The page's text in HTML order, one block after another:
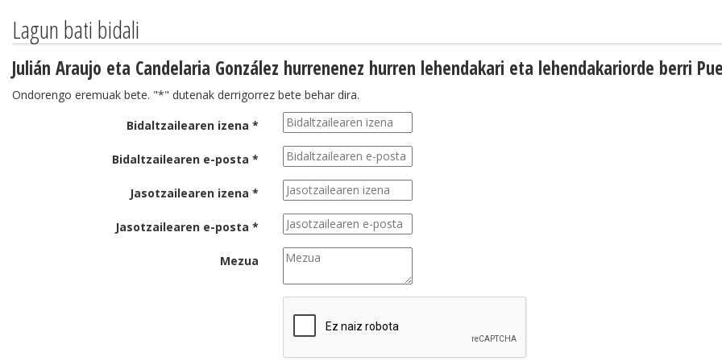
Lagun bati bidali
Julián Araujo eta Candelaria González hurrenenez hurren lehendakari eta lehendakariorde berri
Ondorengo eremuak bete. "*" dutenak derrigorrez bete behar dira.
Bidaltzailearen izena *
Bidaltzailearen e-posta *
Jasotzailearen izena *
Jasotzailearen e-posta *
Mezua